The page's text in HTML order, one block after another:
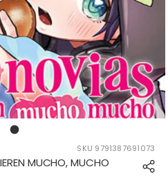
177069690466143_17706969043
SKU 9791387691073
MUCHO, MUCHO